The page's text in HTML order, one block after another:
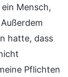
Mensch,
hatte, dass
Pflichten